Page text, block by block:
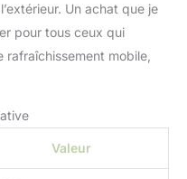
Un achat que je
pour tous ceux qui
rafraîchissement mobile,
Valeur